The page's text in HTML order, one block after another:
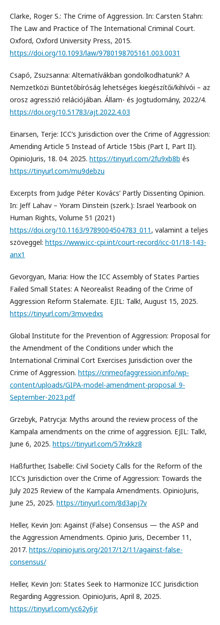
Clarke, Roger S.: The Crime of Aggression. In: Carsten Stahn:
The Law and Practice of The International Criminal Court.
Oxford, Oxford University Press, 2015.
https://doi.org/10.1093/law/9780198705161.003.0031
Csapó, Zsuzsanna: Alternatívákban gondolkodhatunk? A
Nemzetközi Büntetőbíróság lehetséges kiegészítői/kihívói – az
orosz agresszió relációjában. Állam- és Jogtudomány, 2022/4.
https://doi.org/10.51783/ajt.2022.4.03
Einarsen, Terje: ICC’s Jurisdiction over the Crime of Aggression:
Amending Article 5 Instead of Article 15bis (Part I, Part II).
OpinioJuris, 18. 04. 2025. https://tinyurl.com/2fu9xb8b és
https://tinyurl.com/mu9debzu
Excerpts from Judge Péter Kovács’ Partly Dissenting Opinion.
In: Jeff Lahav – Yoram Dinstein (szerk.): Israel Yearbook on
Human Rights, Volume 51 (2021)
https://doi.org/10.1163/9789004504783_011 , valamint a teljes
szöveggel: https://www.icc-cpi.int/court-record/icc-01/18-143-
anx1
Gevorgyan, Maria: How the ICC Assembly of States Parties
Failed Small States: A Neorealist Reading of the Crime of
Aggression Reform Stalemate. EJIL: Talk!, August 15, 2025.
https://tinyurl.com/3mvvedxs
Global Institute for the Prevention of Aggression: Proposal for
the Amendment of the Conditions under which the
International Criminal Cort Exercises Jurisdiction over the
Crime of Aggression. https://crimeofaggression.info/wp-
content/uploads/GIPA-model-amendment-proposal_9-
September-2023.pdf
Grzebyk, Patrycja: Myths around the review process of the
Kampala amendments on the crime of aggression. EJIL: Talk!,
June 6, 2025. https://tinyurl.com/57rxkkz8
Haßfurther, Isabelle: Civil Society Calls for the Reform of the
ICC’s Jurisdiction over the Crime of Aggression: Towards the
July 2025 Review of the Kampala Amendments. OpinioJuris,
June 25, 2025. https://tinyurl.com/8d3apj7v
Heller, Kevin Jon: Against (False) Consensus — the ASP and
the Aggression Amendments. Opinio Juris, December 11,
2017. https://opiniojuris.org/2017/12/11/against-false-
consensus/
Heller, Kevin Jon: States Seek to Harmonize ICC Jurisdiction
Regarding Aggression. OpinioJuris, April 8, 2025.
https://tinyurl.com/yc62y6jr